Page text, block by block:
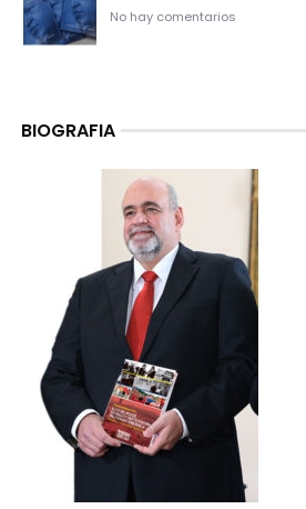
No hay comentarios
BIOGRAFIA